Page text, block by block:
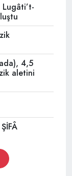
4,5
aletini